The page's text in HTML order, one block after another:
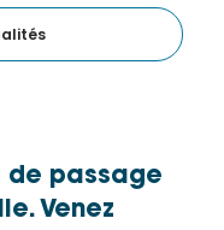
de passage
Venez